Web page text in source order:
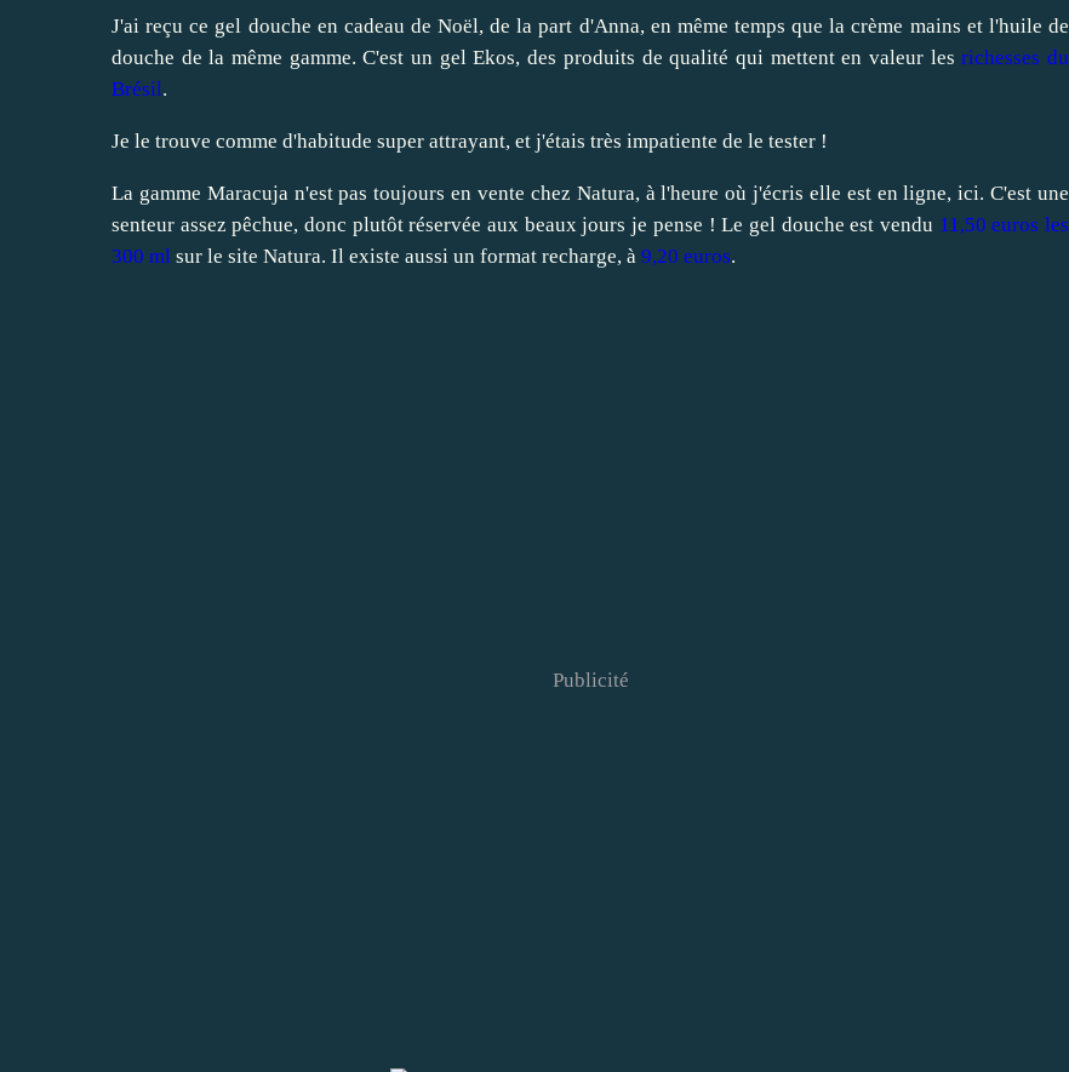
J'ai reçu ce gel douche en cadeau de Noël, de la part d'Anna, en même temps que lacrème mains et l'huile de
douche de la même gamme. C'est un gel Ekos, des produits de qualité qui mettent en valeur lesrichesses du
Brésil.
Je le trouve comme d'habitude super attrayant, et j'étais très impatiente de le tester !
La gamme Maracuja n'est pas toujours en vente chez Natura, à l'heure où j'écris elle est en ligne,ici. C'est une
senteur assez pêchue, donc plutôt réservée aux beaux jours je pense ! Le gel douche est vendu 11,50 euros les
300 ml sur le site Natura. Il existe aussi un format recharge, à 9,20 euros.
Publicité